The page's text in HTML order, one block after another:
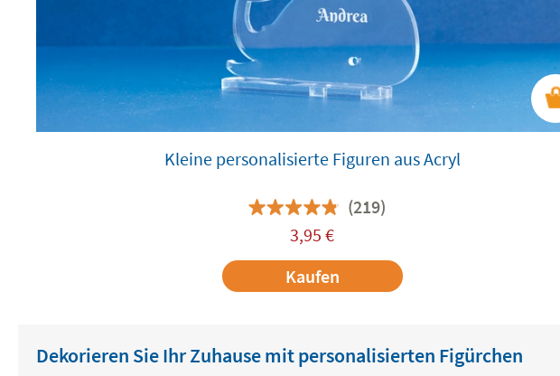
Kleine personalisierte Figuren aus Acryl
(219)
3,95 €
Kaufen
Dekorieren Sie Ihr Zuhause mit personalisierten Figürchen